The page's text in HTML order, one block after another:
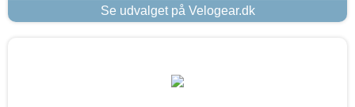
Se udvalget på Velogear.dk